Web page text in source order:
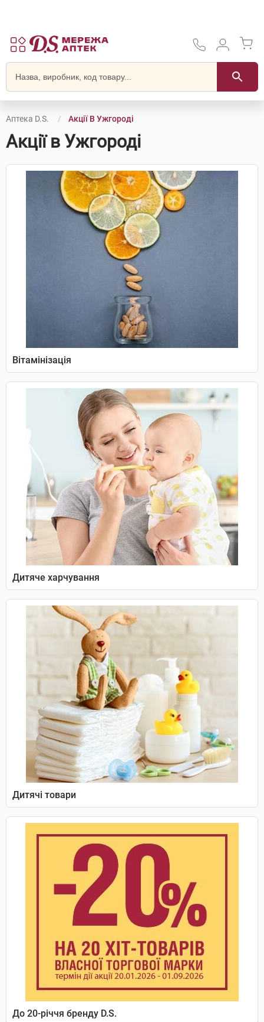
Аптека D.S. Акції В Ужгороді
Акції в Ужгороді
Вітамінізація
Дитяче харчування
Дитячі товари
До 20-річчя бренду D.S.